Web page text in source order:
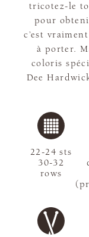
tricotez-le
pour
c’est
à porter.
coloris
Dee
22-24 sts
30-32
rows